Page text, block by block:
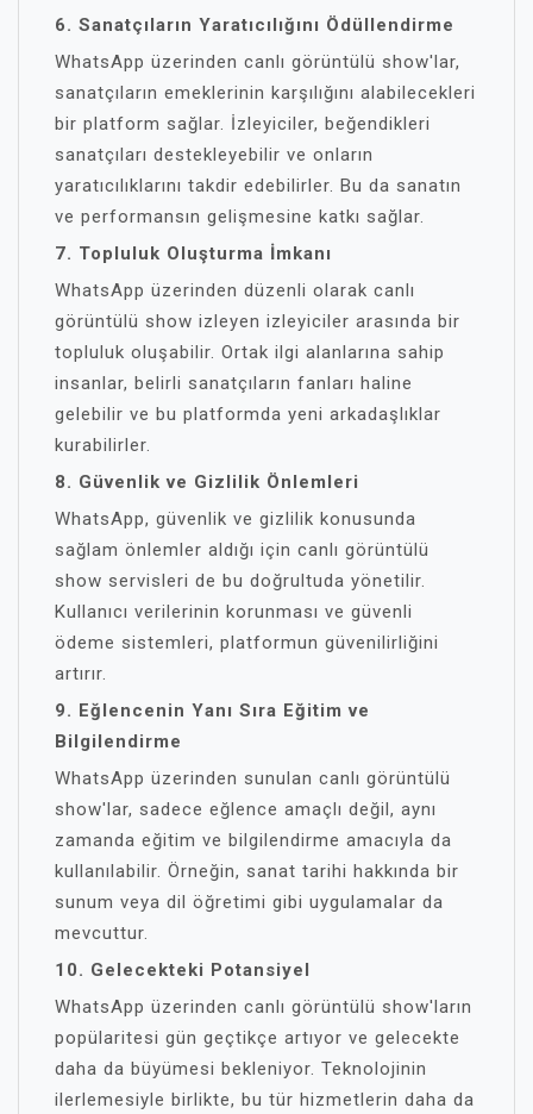
6. Sanatçıların Yaratıcılığını Ödüllendirme
WhatsApp üzerinden canlı görüntülü show'lar,
sanatçıların emeklerinin karşılığını alabilecekleri
bir platform sağlar. İzleyiciler, beğendikleri
sanatçıları destekleyebilir ve onların
yaratıcılıklarını takdir edebilirler. Bu da sanatın
ve performansın gelişmesine katkı sağlar.
7. Topluluk Oluşturma İmkanı
WhatsApp üzerinden düzenli olarak canlı
görüntülü show izleyen izleyiciler arasında bir
topluluk oluşabilir. Ortak ilgi alanlarına sahip
insanlar, belirli sanatçıların fanları haline
gelebilir ve bu platformda yeni arkadaşlıklar
kurabilirler.
8. Güvenlik ve Gizlilik Önlemleri
WhatsApp, güvenlik ve gizlilik konusunda
sağlam önlemler aldığı için canlı görüntülü
show servisleri de bu doğrultuda yönetilir.
Kullanıcı verilerinin korunması ve güvenli
ödeme sistemleri, platformun güvenilirliğini
artırır.
9. Eğlencenin Yanı Sıra Eğitim ve
Bilgilendirme
WhatsApp üzerinden sunulan canlı görüntülü
show'lar, sadece eğlence amaçlı değil, aynı
zamanda eğitim ve bilgilendirme amacıyla da
kullanılabilir. Örneğin, sanat tarihi hakkında bir
sunum veya dil öğretimi gibi uygulamalar da
mevcuttur.
10. Gelecekteki Potansiyel
WhatsApp üzerinden canlı görüntülü show'ların
popülaritesi gün geçtikçe artıyor ve gelecekte
daha da büyümesi bekleniyor. Teknolojinin
ilerlemesiyle birlikte, bu tür hizmetlerin daha da